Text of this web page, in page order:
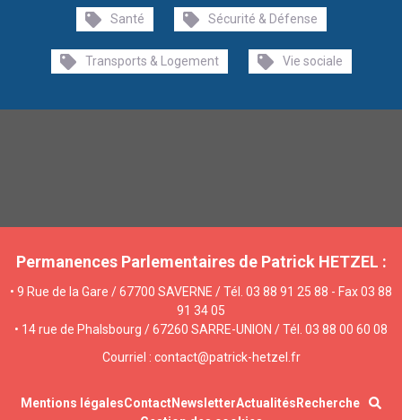
Santé Sécurité & Défense
Transports & Logement Vie sociale
Permanences Parlementaires de Patrick HETZEL :
• 9 Rue de la Gare / 67700 SAVERNE / Tél. 03 88 91 25 88 - Fax 03 88
91 34 05
• 14 rue de Phalsbourg / 67260 SARRE-UNION / Tél. 03 88 00 60 08
Courriel : contact@patrick-hetzel.fr
Mentions légalesContactNewsletterActualités Recherche